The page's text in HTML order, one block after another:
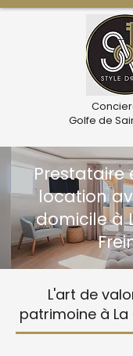
Golfe de
Prestataire
location
domicile à
L'art de
patrimoine à